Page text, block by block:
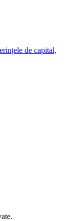
de capital,